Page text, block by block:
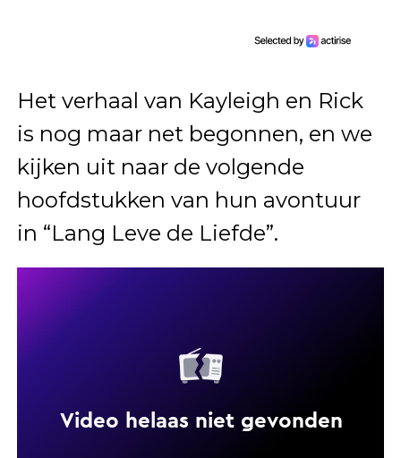
Het verhaal van Kayleigh en Rick
is nog maar net begonnen, en we
kijken uit naar de volgende
hoofdstukken van hun avontuur
in “Lang Leve de Liefde”.